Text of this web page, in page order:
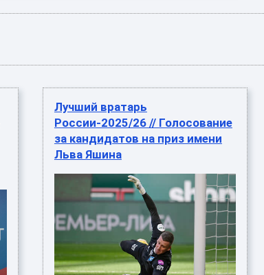
Лучший вратарь
России-2025/26 // Голосование
за кандидатов на приз имени
Льва Яшина